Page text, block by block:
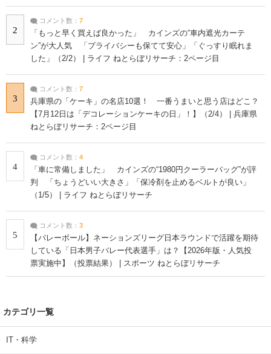
2
コメント数： 7
「もっと早く買えば良かった」 カインズの“車内遮光カーテ
ン”が大人気 「プライバシーも保てて安心」「ぐっすり眠れま
した」（2/2） | ライフ ねとらぼリサーチ：2ページ目
3
コメント数： 7
兵庫県の「ケーキ」の名店10選！ 一番うまいと思う店はどこ？
【7月12日は「デコレーションケーキの日」！】（2/4） | 兵庫県
ねとらぼリサーチ：2ページ目
4
コメント数： 4
「車に常備しました」 カインズの“1980円クーラーバッグ”が評
判 「ちょうどいい大きさ」「保冷剤を止めるベルトが良い」
（1/5） | ライフ ねとらぼリサーチ
5
コメント数： 3
【バレーボール】ネーションズリーグ日本ラウンドで活躍を期待
している「日本男子バレー代表選手」は？【2026年版・人気投
票実施中】（投票結果） | スポーツ ねとらぼリサーチ
カテゴリ一覧
IT・科学